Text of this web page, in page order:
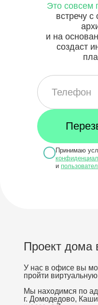
Это совсем
встречу
и на
создаст
Принимаю
и
Проект дома
У нас в офисе вы
пройти
Мы находимся по
г. Домодедово,